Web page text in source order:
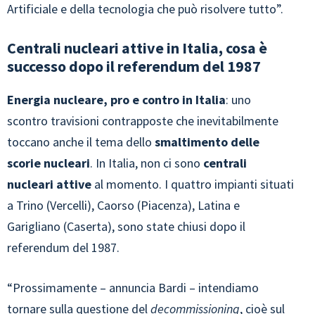
Artificiale e della tecnologia che può risolvere tutto”.
Centrali nucleari attive in Italia, cosa è
successo dopo il referendum del 1987
Energia nucleare, pro e contro in Italia: uno
scontro travisioni contrapposte che inevitabilmente
toccano anche il tema dello smaltimento delle
scorie nucleari. In Italia, non ci sono centrali
nucleari attive al momento. I quattro impianti situati
a Trino (Vercelli), Caorso (Piacenza), Latina e
Garigliano (Caserta), sono state chiusi dopo il
referendum del 1987.
“Prossimamente – annuncia Bardi – intendiamo
tornare sulla questione deldecommissioning, cioè sul